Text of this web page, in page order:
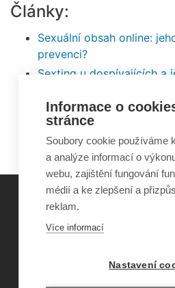
Články:
Sexuální obsah online:
prevenci?
Sexting u dospívajících a
Plošný zákaz sociálních
pouze zdánlivé řešení?
©Obecně prospěšná
ISSN 1805-
Informace o
stránce
Soubory cookie používáme
a analýze informací o
webu, zajištění fungování
médií a ke zlepšení a
reklam.
Více informací
Nastavení